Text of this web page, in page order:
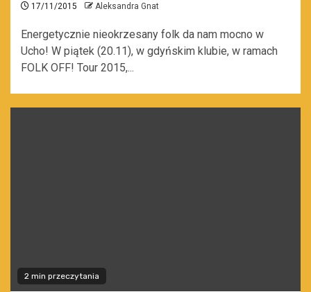
17/11/2015 Aleksandra Gnat
Energetycznie nieokrzesany folk da nam mocno w
Ucho! W piątek (20.11), w gdyńskim klubie, w ramach
FOLK OFF! Tour 2015,...
2 min przeczytania